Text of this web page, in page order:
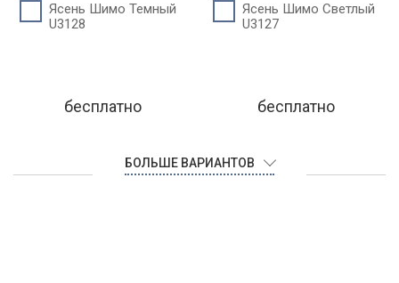
Ясень Шимо Темный
U3128
бесплатно
Ясень Шимо Светлый
U3127
бесплатно
БОЛЬШЕ ВАРИАНТОВ